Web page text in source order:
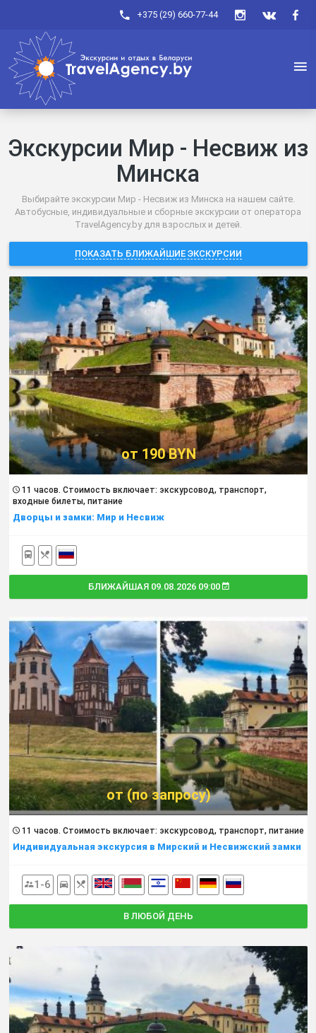
+375 (29) 660-77-44
Экскурсии Мир - Несвиж из
Минска
Выбирайте экскурсии Мир - Несвиж из Минска на нашем сайте.
Автобусные, индивидуальные и сборные экскурсии от оператора
TravelAgency.by для взрослых и детей.
ПОКАЗАТЬ БЛИЖАЙШИЕ ЭКСКУРСИИ
от 190 BYN
11 часов. Cтоимость включает: экскурсовод, транспорт,
входные билеты, питание
Дворцы и замки: Мир и Несвиж
БЛИЖАЙШАЯ 09.08.2026 09:00
от (по запросу)
11 часов. Cтоимость включает: экскурсовод, транспорт, питание
Индивидуальная экскурсия в Мирский и Несвижский замки
1-6
В ЛЮБОЙ ДЕНЬ